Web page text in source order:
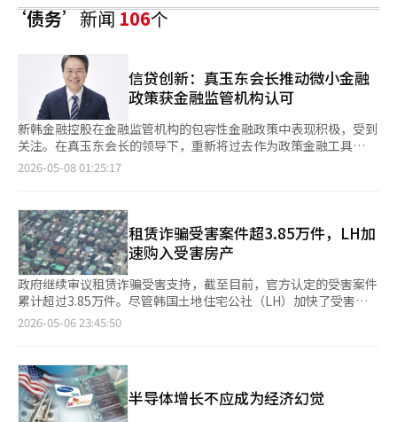
‘债务’新闻106个
信贷创新：真玉东会长推动微小金融
政策获金融监管机构认可
新韩金融控股在金融监管机构的包容性金融政策中表现积极，受到
关注。在真玉东会长的领导下，重新将过去作为政策金融工具
的“微小金融”推向前台，展现出差异化的策略。根据金融界的消
率的创业和运营资金的制度，旨在帮助金融弱势群体自我发展。该
制度在李明博政府时期推出，文在寅政府期间得到扩展，但近年来
相对低调。在当前政府下，几乎无人考虑利用微小金融，而新韩金
融却将其作为包容性金融的手段。真会长在审视现有包容性金融制
度时，关注到微小金融的应用潜力，并提出“有效利用现有制
度”的建议。这种方法强调在现实中合理使用现有制度，而非创造
新制度。业内普遍认为，这一举措同时兼顾了速度和实效，减少了
重新设计新制度所需的时间，同时明确了支持对象。实际上，自新
式。在这一进程中，真会长的方向指引和副会长高石焕的实务推动
力备受认可。金融监管机构发出信息后，新韩金融迅速提出创意，
展现出积极性。新韩金融率先提出针对残疾人的债务豁免方案，也
被视为这一趋势的体现。新韩金融计划向新韩微小金融基金会捐赠
2026-05-08 01:25:17
租赁诈骗受害案件超3.85万件，LH加
速购入受害房产
政府继续审议租赁诈骗受害支持，截至目前，官方认定的受害案件
累计超过3.85万件。尽管韩国土地住宅公社（LH）加快了受害房
产的购入，但许多租户仍面临恢复困难。国土交通部表示，租赁诈
请或重新申请，66件为对先前决定的异议申请，经重新审查后被认
定符合受害者条件。然而，748件因不符合法律条件被驳回，250
件因可通过保险或优先赔偿金全额返还保证金而被排除在外。194
件异议申请在追加审查后仍未被认可。截至目前，委员会累计认定
2026-05-06 23:45:50
半导体增长不应成为经济幻觉